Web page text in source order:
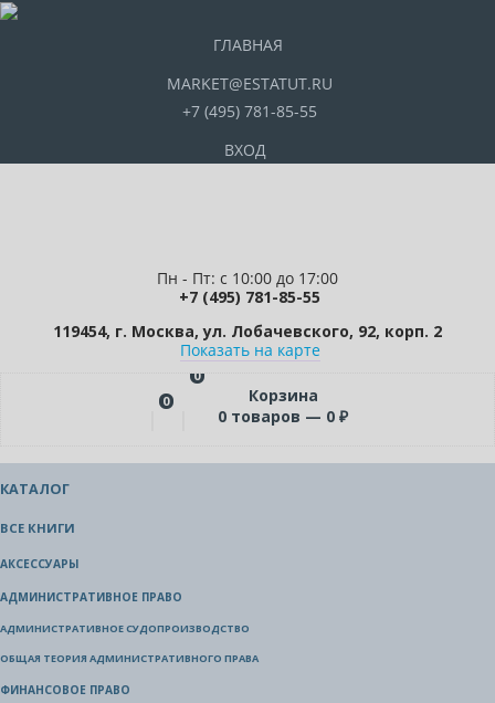
ГЛАВНАЯ
MARKET@ESTATUT.RU
+7 (495) 781-85-55
ВХОД
Пн - Пт: с 10:00 до 17:00
+7 (495) 781-85-55
119454, г. Москва, ул. Лобачевского, 92, корп. 2
Показать на карте
0
0
Корзина
0 товаров — 0 ₽
КАТАЛОГ
ВСЕ КНИГИ
АКСЕССУАРЫ
АДМИНИСТРАТИВНОЕ ПРАВО
АДМИНИСТРАТИВНОЕ СУДОПРОИЗВОДСТВО
ОБЩАЯ ТЕОРИЯ АДМИНИСТРАТИВНОГО ПРАВА
ФИНАНСОВОЕ ПРАВО